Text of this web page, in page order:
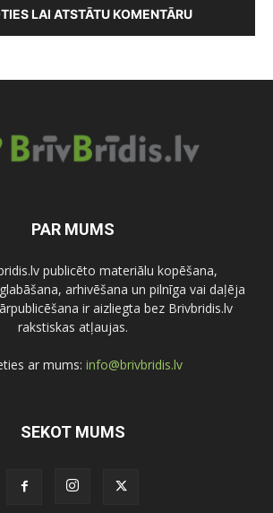
LAI ATSTĀTU KOMENTĀRU
PAR MUMS
publicēto materiālu kopēšana,
arhivēšana un pilnīga vai daļēja
ir aizliegta bez Brivbridis.lv
rakstiskas atļaujas.
ar mums: info@brivbridis.lv
SEKOT MUMS